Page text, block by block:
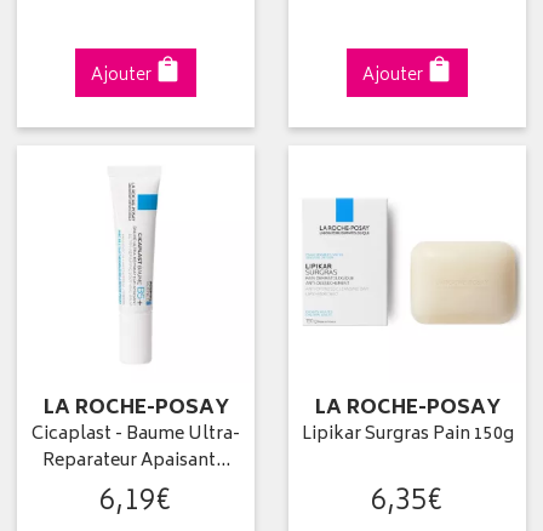
Ajouter Ajouter
LA ROCHE-POSAY
Cicaplast - Baume Ultra-
Reparateur Apaisant…
6,19€
LA ROCHE-POSAY
Lipikar Surgras Pain 150g
6,35€